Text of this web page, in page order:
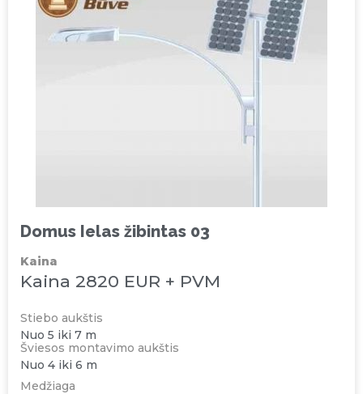
Domus Ielas žibintas 03
Kaina
Kaina 2820 EUR + PVM
Stiebo aukštis
Nuo 5 iki 7 m
Šviesos montavimo aukštis
Nuo 4 iki 6 m
Medžiaga